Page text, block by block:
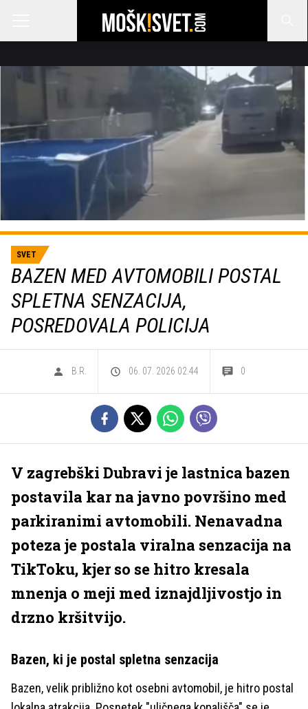
SVET
BAZEN MED AVTOMOBILI POSTAL
SPLETNA SENZACIJA,
POSREDOVALA POLICIJA
B.R. 06. 07. 2026 02.44 0
V zagrebški Dubravi je lastnica bazen
postavila kar na javno površino med
parkiranimi avtomobili. Nenavadna
poteza je postala viralna senzacija na
TikToku, kjer so se hitro kresala
mnenja o meji med iznajdljivostjo in
drzno kršitvijo.
Bazen, ki je postal spletna senzacija
Bazen, velik približno kot osebni avtomobil, je hitro postal